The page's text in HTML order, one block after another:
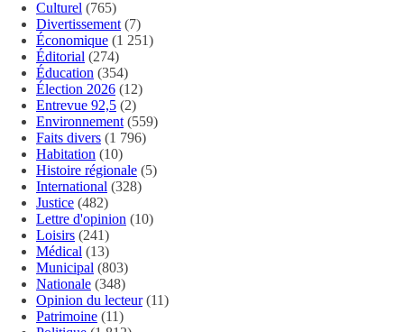
Culturel (765)
Divertissement (7)
Économique (1 251)
Éditorial (274)
Éducation (354)
Élection 2026 (12)
Entrevue 92,5 (2)
Environnement (559)
Faits divers (1 796)
Habitation (10)
Histoire régionale (5)
International (328)
Justice (482)
Lettre d'opinion (10)
Loisirs (241)
Médical (13)
Municipal (803)
Nationale (348)
Opinion du lecteur(11)
Patrimoine (11)